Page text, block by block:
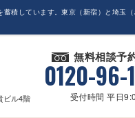
積しています。東京（新宿）と埼玉
ビル4階
無料相談予
0120-96-
受付時間 平日